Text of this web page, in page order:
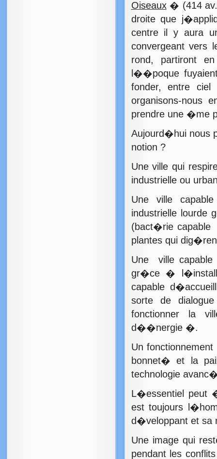
Oiseaux� (414
droite que
centre il y aura
convergeant
rond, partiront
l��poque
fonder, entre ciel
organisons-nous
prendre une �me
Aujourd�hui nous
notion ?
Une ville qui
industrielle ou
Une ville
industrielle
(bact�rie capable
plantes qui
Une ville capable
gr�ce �
capable
sorte de
fonctionner la
d��nergie �.
Un
bonnet� et la
technologie
L�essentiel peut
est toujours
d�veloppant et sa
Une image qui
pendant les